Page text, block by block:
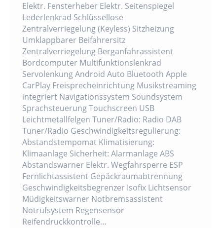
Elektr. Fensterheber Elektr. Seitenspiegel
Lederlenkrad Schlüssellose
Zentralverriegelung (Keyless) Sitzheizung
Umklappbarer Beifahrersitz
Zentralverriegelung Berganfahrassistent
Bordcomputer Multifunktionslenkrad
Servolenkung Android Auto Bluetooth Apple
CarPlay Freisprecheinrichtung Musikstreaming
integriert Navigationssystem Soundsystem
Sprachsteuerung Touchscreen USB
Leichtmetallfelgen Tuner/Radio: Radio DAB
Tuner/Radio Geschwindigkeitsregulierung:
Abstandstempomat Klimatisierung:
Klimaanlage Sicherheit: Alarmanlage ABS
Abstandswarner Elektr. Wegfahrsperre ESP
Fernlichtassistent Gepäckraumabtrennung
Geschwindigkeitsbegrenzer Isofix Lichtsensor
Müdigkeitswarner Notbremsassistent
Notrufsystem Regensensor
Reifendruckkontrolle…